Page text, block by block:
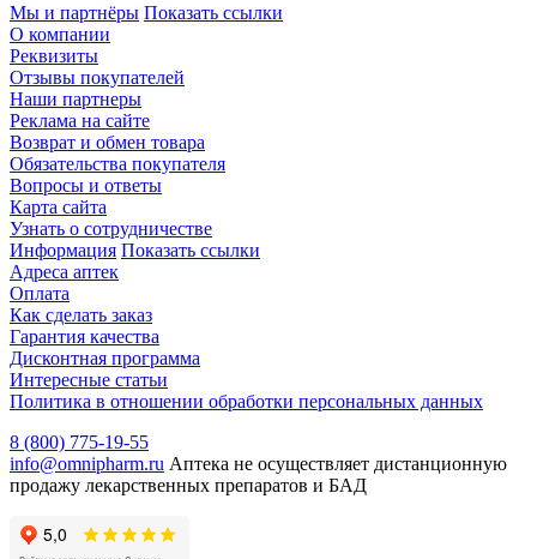
Мы и партнёры Показать ссылки
О компании
Реквизиты
Отзывы покупателей
Наши партнеры
Реклама на сайте
Возврат и обмен товара
Обязательства покупателя
Вопросы и ответы
Карта сайта
Узнать о сотрудничестве
Информация Показать ссылки
Адреса аптек
Оплата
Как сделать заказ
Гарантия качества
Дисконтная программа
Интересные статьи
Политика в отношении обработки персональных данных
8 (800) 775-19-55
info@omnipharm.ru Аптека не осуществляет дистанционную
продажу лекарственных препаратов и БАД